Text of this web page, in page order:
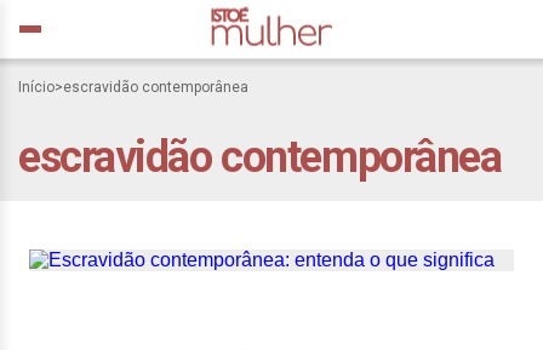
Início>escravidão contemporânea
escravidão contemporânea
Escravidão
contemporânea: entenda